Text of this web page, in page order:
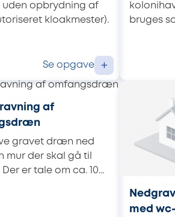
opbrydning af
kloakmester).
Se opgave +
bruges
af
gravet dræn ned
mur der skal gå til
er tale om ca. 10...
med